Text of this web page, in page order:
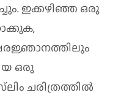
ഇക്കഴിഞ്ഞ ഒരു
ഒരു
ചരിത്രത്തിൽ